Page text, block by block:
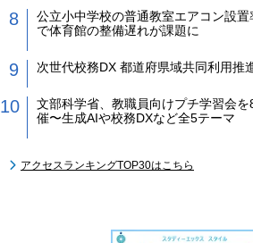
公立小中学校の普通教室エアコン設
で体育館の整備遅れが課題に
次世代校務DX 都道府県域共同利用推
文部科学省、教職員向けプチ学習会
催〜生成AIや校務DXなど全5テーマ
アクセスランキングTOP30はこちら